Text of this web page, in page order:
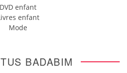
DVD enfant
enfant
Mode
BADABIM